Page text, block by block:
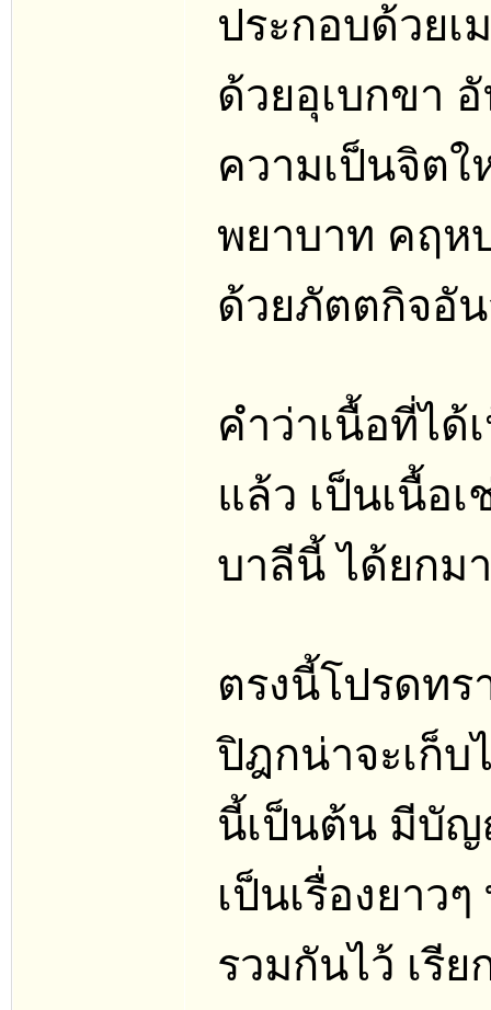
ประกอบด้วย
ด้วยอุเบกขา
ความเป็นจิต
พยาบาท คฤห
ด้วยภัตตกิจอั
คำว่าเนื้อที่ได้
แล้ว เป็นเนื้อ
บาลีนี้ ได้ยกม
ตรงนี้โปรดทร
ปิฎกน่าจะเก็บ
นี้เป็นต้น มีบั
เป็นเรื่องยาว
รวมกันไว้ เรี